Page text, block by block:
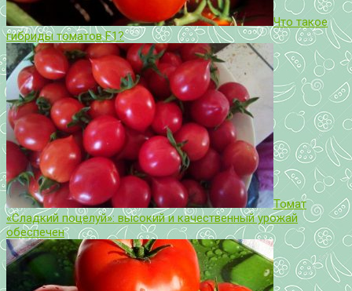
Что такое
гибриды томатов F1?
Томат
«Сладкий поцелуй»: высокий и качественный урожай
обеспечен